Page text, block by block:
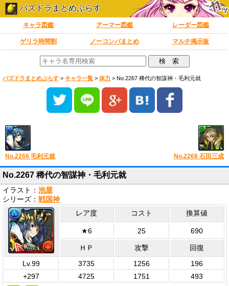
パズドラまとめぷらす
キャラ図鑑 アーマー図鑑 レーダー図鑑
ゲリラ時間割 ノーコンパまとめ マルチ掲示板
パズドラまとめぷらす > キャラ一覧 > 体力 > No.2267 稀代の智謀神・毛利元就
No.2266 毛利元就 No.2268 石田三成
No.2267 稀代の智謀神・毛利元就
イラスト： 池屋
シリーズ： 戦国神
レア度 コスト 換算値
★6 25 690
ＨＰ 攻撃
回復
Lv.99
3735 1256
196
+297
4725 1751 493